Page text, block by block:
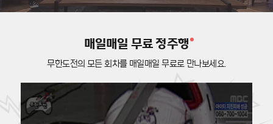
매일매일 무료 정주행
무한도전의 모든 회차를 매일매일 무료로 만나보세요.